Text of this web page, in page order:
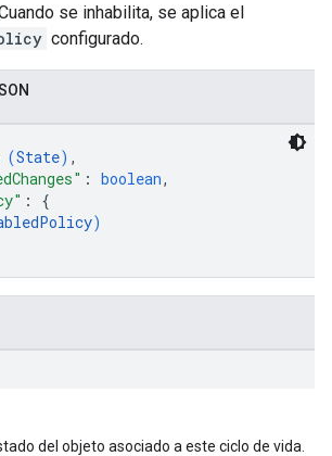
se inhabilita, se aplica el
configurado.
(State) ,
: boolean,
: {
)
del objeto asociado a este ciclo de vida.